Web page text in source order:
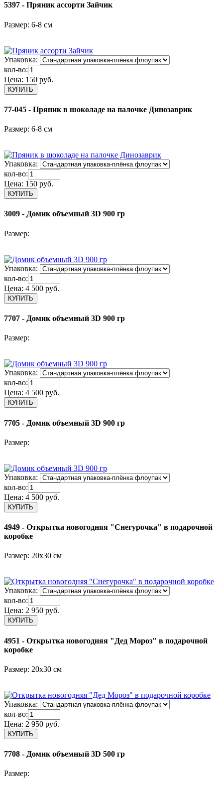
5397 - Пряник ассорти Зайчик
Размер: 6-8 см
Упаковка:
кол-во:
Цена: 150 руб.
77-045 - Пряник в шоколаде на палочке Динозаврик
Размер: 6-8 см
Упаковка:
кол-во:
Цена: 150 руб.
3009 - Домик объемный 3D 900 гр
Размер:
Упаковка:
кол-во:
Цена: 4 500 руб.
7707 - Домик объемный 3D 900 гр
Размер:
Упаковка:
кол-во:
Цена: 4 500 руб.
7705 - Домик объемный 3D 900 гр
Размер:
Упаковка:
кол-во:
Цена: 4 500 руб.
4949 - Открытка новогодняя "Снегурочка" в подарочной
коробке
Размер: 20х30 см
Упаковка:
кол-во:
Цена: 2 950 руб.
4951 - Открытка новогодняя "Дед Мороз" в подарочной
коробке
Размер: 20х30 см
Упаковка:
кол-во:
Цена: 2 950 руб.
7708 - Домик объемный 3D 500 гр
Размер: